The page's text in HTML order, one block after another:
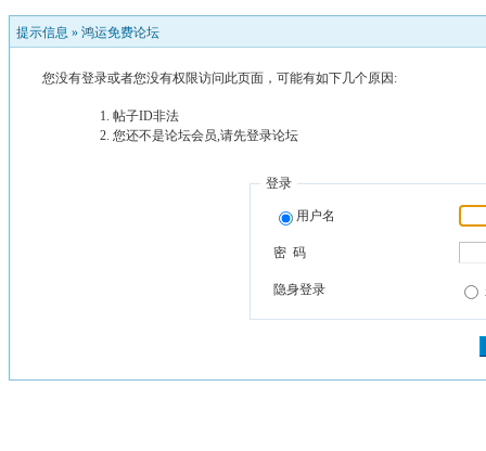
提示信息 » 鸿运免费论坛
您没有登录或者您没有权限访问此页面，可能有如下几个原因:
帖子ID非法
您还不是论坛会员,请先登录论坛
登录
用户名
密 码
隐身登录